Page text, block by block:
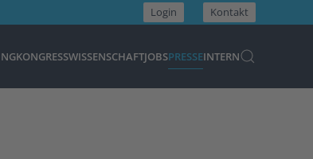
Login Kontakt
KONGRESSWISSENSCHAFTJOBSPRESSEINTERN